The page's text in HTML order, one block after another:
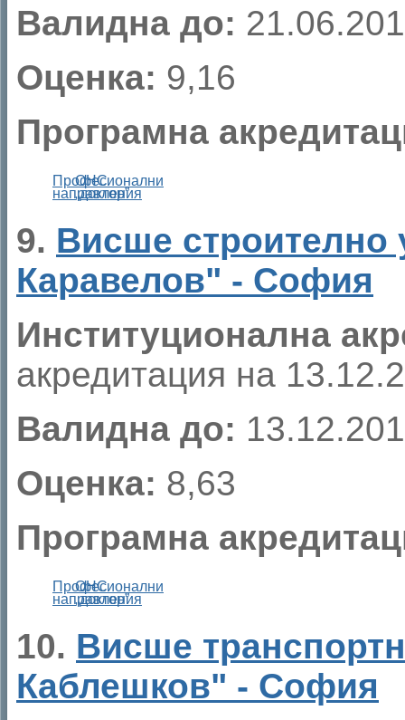
Валидна до:
Оценка: 9,16
Програмна
Професионални
направления
ОНС
„доктор”
9. Висше
Каравелов" - София
Институционална
акредитация на
Валидна до:
Оценка: 8,63
Програмна
Професионални
направления
ОНС
„доктор”
10. Висше
Каблешков" - София